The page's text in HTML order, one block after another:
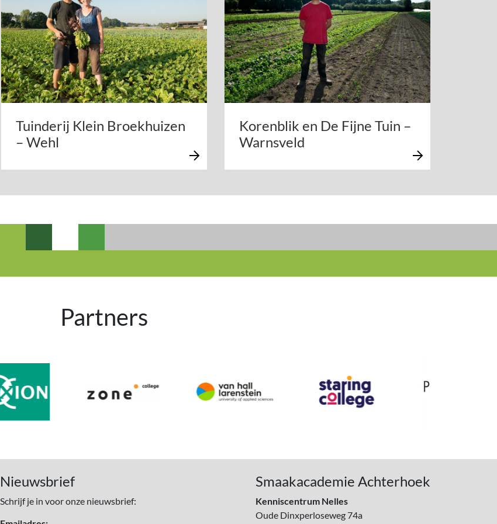
Tuinderij Klein Broekhuizen
– Wehl
Korenblik en De Fijne Tuin –
Warnsveld
Partners
Nieuwsbrief
Schrijf je in voor onze nieuwsbrief:
Smaakacademie Achterhoek
Kenniscentrum Nelles
Oude Dinxperloseweg 74a